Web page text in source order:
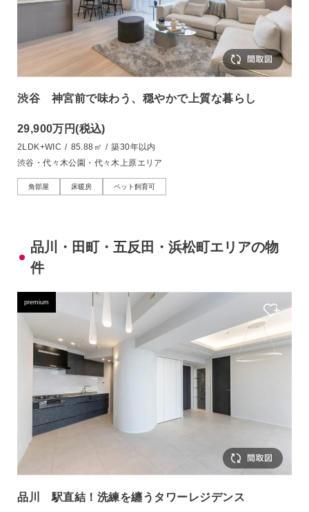
渋谷 神宮前で味わう、穏やかで上質な暮らし
29,900万円(税込)
2LDK+WIC / 85.88㎡ / 築30年以内
渋谷・代々木公園・代々木上原エリア
角部屋 床暖房 ペット飼育可
品川・田町・五反田・浜松町エリアの物
件
premium
品川 駅直結！洗練を纏うタワーレジデンス